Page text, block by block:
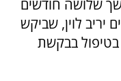
שלושה חודשים
לוין, שביקש
בטיפול בבקשת